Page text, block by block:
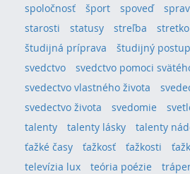
spoločnosť
šport spoveď
starosti
statusy streľba
stretko
študijná príprava
študijný postup
svedctvo
svedctvo pomoci
svedectvo vlastného života
svedectvo života
svedomie
talenty
talenty lásky talenty
ťažké časy
ťažkosť ťažkosti
televízia lux
teória poézie